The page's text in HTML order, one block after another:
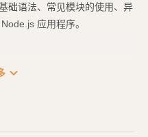
础语法、常见模块的使用、异
应用程序。
境，并探索 Node.js 的基础语
数据库的基本概念，以及如何
expand_more